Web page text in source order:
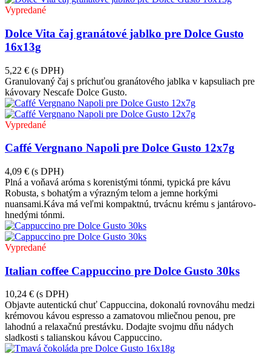
Vypredané
Dolce Vita čaj granátové jablko pre Dolce Gusto
16x13g
5,22 € (s DPH)
Granulovaný čaj s príchuťou granátového jablka v kapsuliach pre
kávovary Nescafe Dolce Gusto.
Vypredané
Caffé Vergnano Napoli pre Dolce Gusto 12x7g
4,09 € (s DPH)
Plná a voňavá aróma s korenistými tónmi, typická pre kávu
Robusta, s bohatým a výrazným telom a jemne horkými
nuansami.Káva má veľmi kompaktnú, trvácnu krému s jantárovo-
hnedými tónmi.
Vypredané
Italian coffee Cappuccino pre Dolce Gusto 30ks
10,24 € (s DPH)
Objavte autentickú chuť Cappuccina, dokonalú rovnováhu medzi
krémovou kávou espresso a zamatovou mliečnou penou, pre
lahodnú a relaxačnú prestávku. Dodajte svojmu dňu nádych
sladkosti s talianskou kávou Cappuccino.